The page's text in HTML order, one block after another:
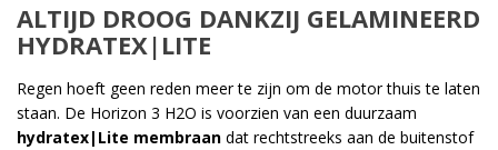
ALTIJD DROOG DANKZIJ GELAMINEERD
HYDRATEX|LITE
Regen hoeft geen reden meer te zijn om de motor thuis te laten
staan. De Horizon 3 H2O is voorzien van een duurzaam
hydratex|Lite membraan dat rechtstreeks aan de buitenstof